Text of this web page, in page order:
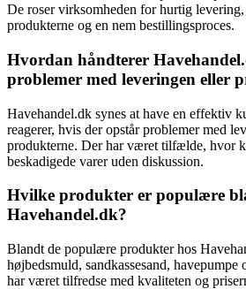
De roser virksomheden for hurtig
produkterne og en nem bestillingsproces.
Hvordan håndterer
problemer med leveringen eller
Havehandel.dk synes at have en effektiv
reagerer, hvis der opstår problemer med
produkterne. Der har været tilfælde, hvor
beskadigede varer uden diskussion.
Hvilke produkter er populære
Havehandel.dk?
Blandt de populære produkter hos
højbedsmuld, sandkassesand,
har været tilfredse med kvaliteten og